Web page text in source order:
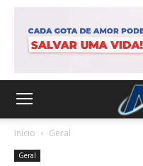
Início Geral
Geral